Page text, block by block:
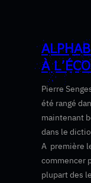
À
Pierre
été rangé
maintenant
dans le
A première
commencer
plupart des